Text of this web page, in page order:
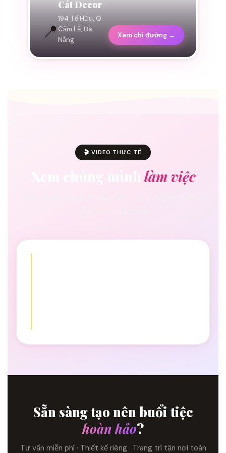
📍
Cát Decor
194 Tố Hữu, Q.
Cẩm Lệ, Đà
Nẵng
Xem chỉ đường →
🎬 VIDEO THỰC TẾ
Xem chúng mình làm việc
Sẵn sàng tạo nên buổi tiệc
hoàn hảo?
Tư vấn miễn phí · Thiết kế riêng · Trang trí tận nơi toàn